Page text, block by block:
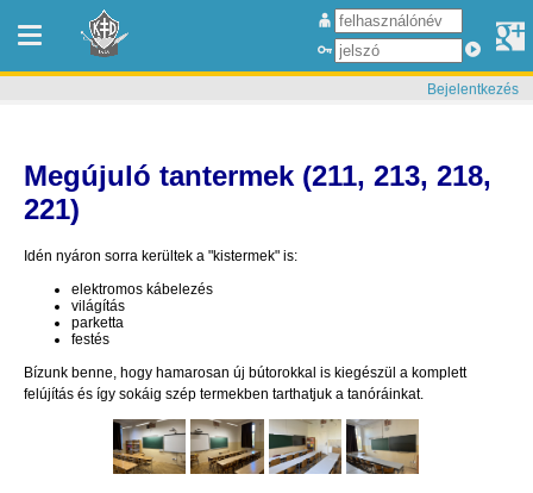
Bejelentkezés
Megújuló tantermek (211, 213, 218,
221)
Idén nyáron sorra kerültek a "kistermek" is:
elektromos kábelezés
világítás
parketta
festés
Bízunk benne, hogy hamarosan új bútorokkal is kiegészül a komplett
felújítás és így sokáig szép termekben tarthatjuk a tanóráinkat.